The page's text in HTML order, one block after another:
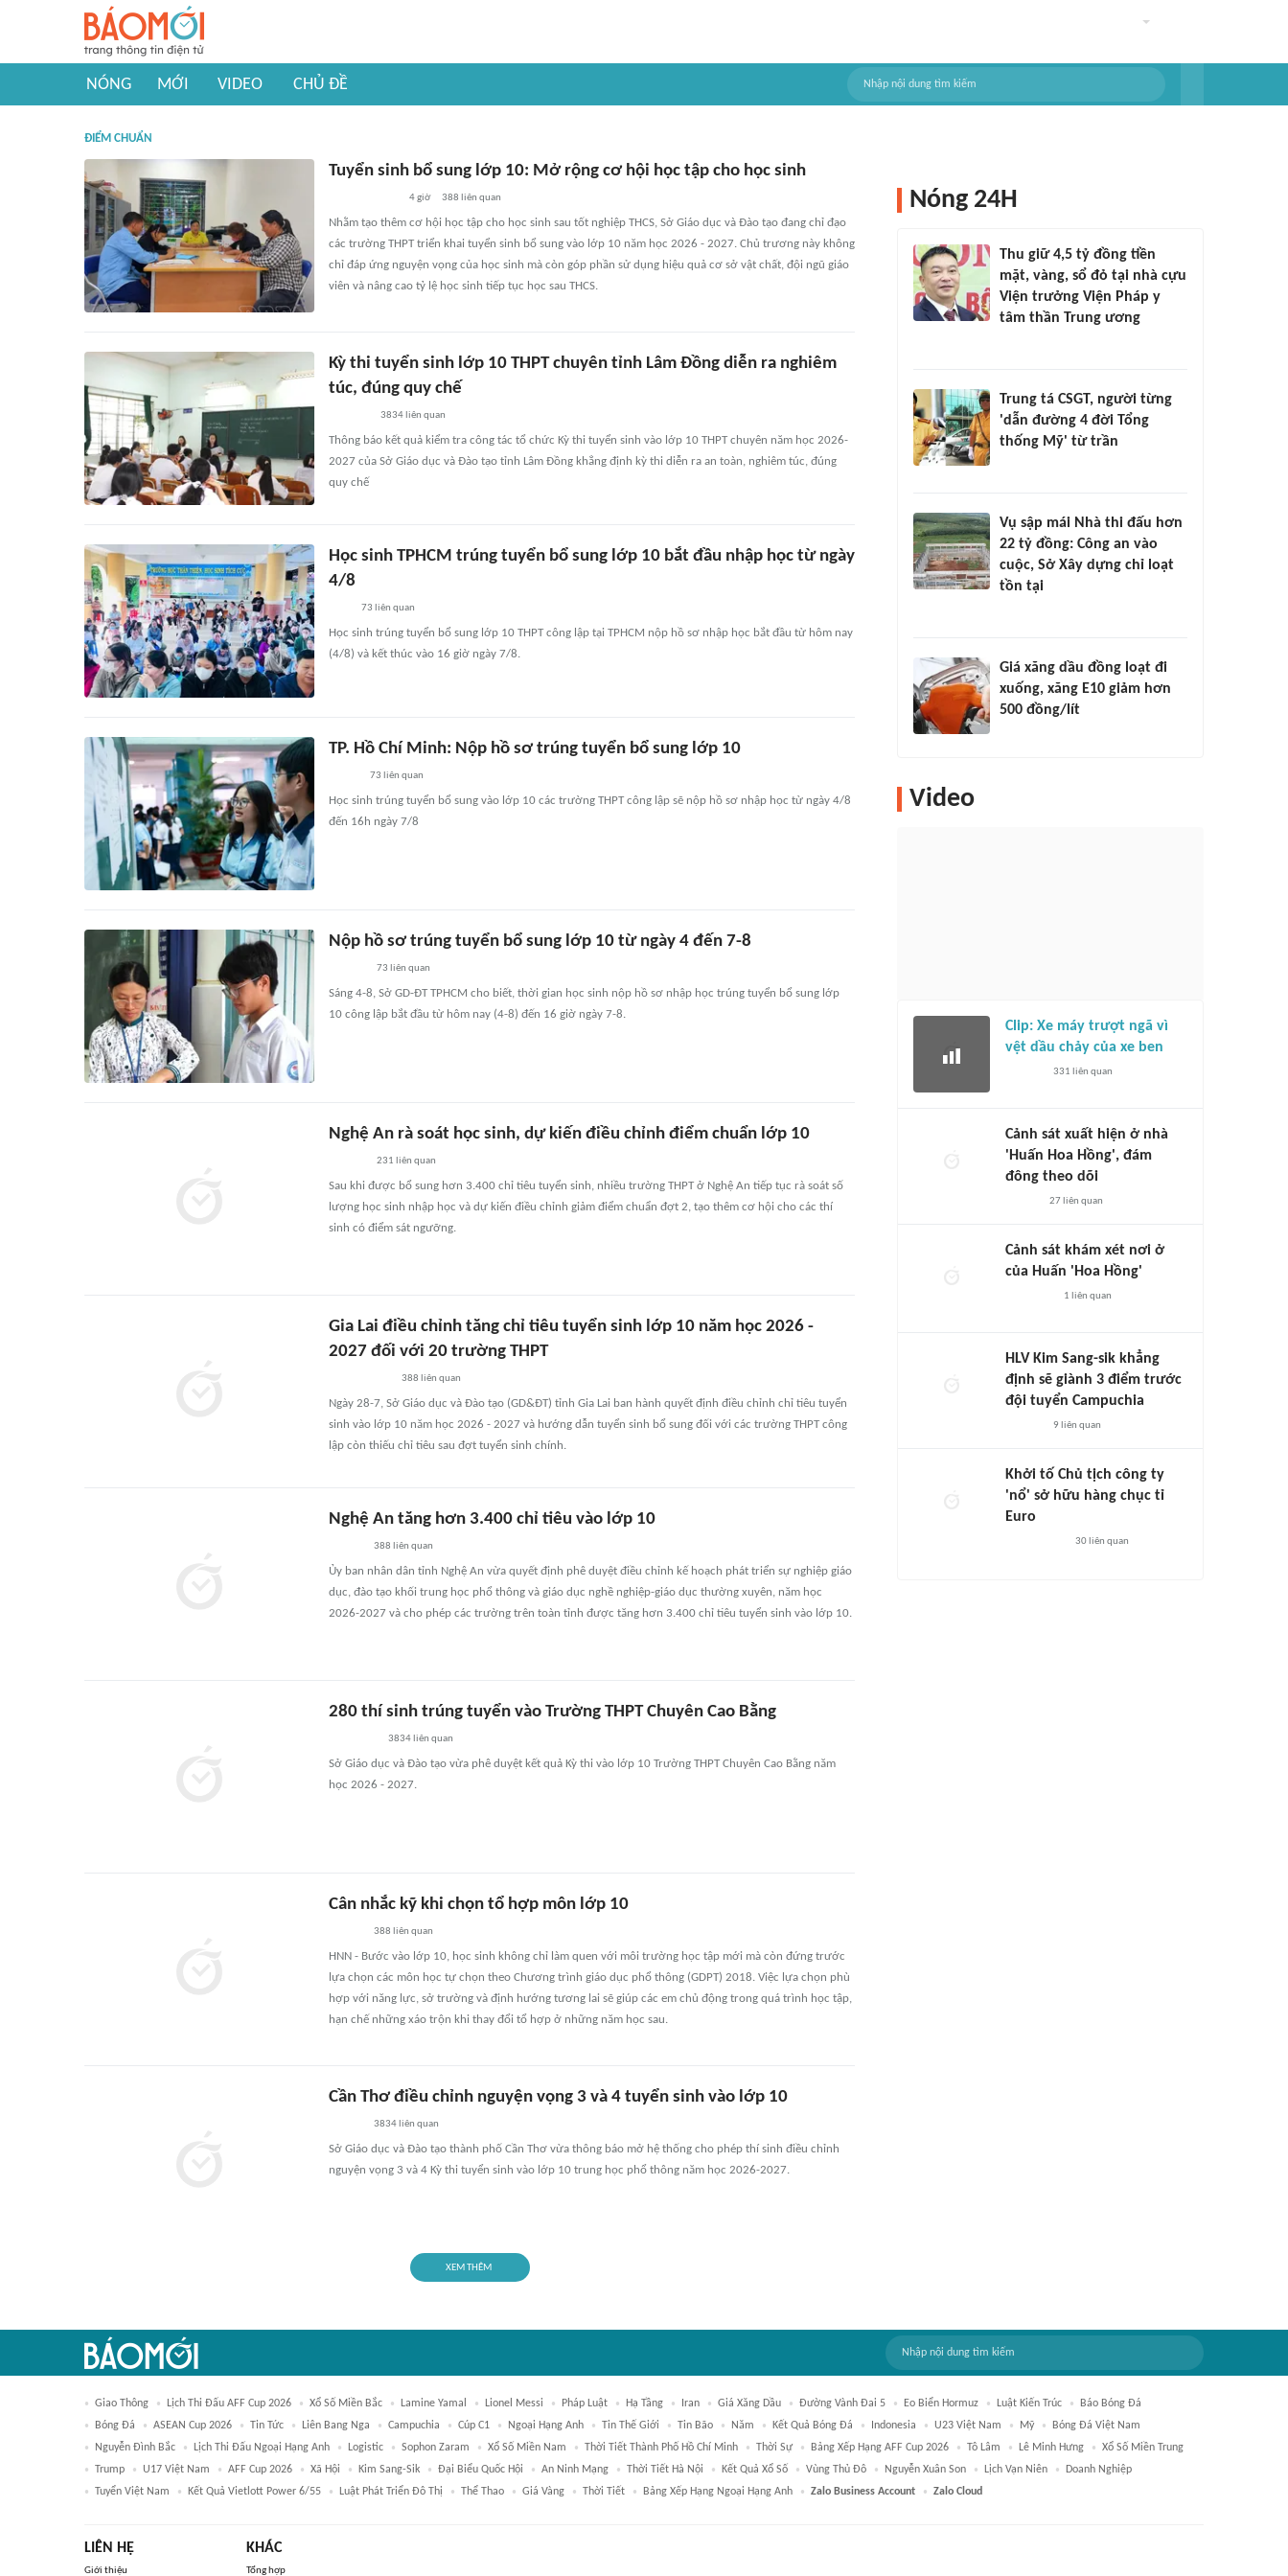
NÓNG MỚI VIDEO CHỦ ĐỀ
ĐIỂM CHUẨN
Tuyển sinh bổ sung lớp 10: Mở rộng cơ hội học tập cho học sinh
4 giờ 388 liên quan
Nhằm tạo thêm cơ hội học tập cho học sinh sau tốt nghiệp THCS, Sở Giáo dục và Đào tạo đang chỉ đạo
các trường THPT triển khai tuyển sinh bổ sung vào lớp 10 năm học 2026 - 2027. Chủ trương này không
chỉ đáp ứng nguyện vọng của học sinh mà còn góp phần sử dụng hiệu quả cơ sở vật chất, đội ngũ giáo
viên và nâng cao tỷ lệ học sinh tiếp tục học sau THCS.
Kỳ thi tuyển sinh lớp 10 THPT chuyên tỉnh Lâm Đồng diễn ra nghiêm
túc, đúng quy chế
3834 liên quan
Thông báo kết quả kiểm tra công tác tổ chức Kỳ thi tuyển sinh vào lớp 10 THPT chuyên năm học 2026-
2027 của Sở Giáo dục và Đào tạo tỉnh Lâm Đồng khẳng định kỳ thi diễn ra an toàn, nghiêm túc, đúng
quy chế
Học sinh TPHCM trúng tuyển bổ sung lớp 10 bắt đầu nhập học từ ngày
4/8
73 liên quan
Học sinh trúng tuyển bổ sung lớp 10 THPT công lập tại TPHCM nộp hồ sơ nhập học bắt đầu từ hôm nay
(4/8) và kết thúc vào 16 giờ ngày 7/8.
TP. Hồ Chí Minh: Nộp hồ sơ trúng tuyển bổ sung lớp 10
73 liên quan
Học sinh trúng tuyển bổ sung vào lớp 10 các trường THPT công lập sẽ nộp hồ sơ nhập học từ ngày 4/8
đến 16h ngày 7/8
Nộp hồ sơ trúng tuyển bổ sung lớp 10 từ ngày 4 đến 7-8
73 liên quan
Sáng 4-8, Sở GD-ĐT TPHCM cho biết, thời gian học sinh nộp hồ sơ nhập học trúng tuyển bổ sung lớp
10 công lập bắt đầu từ hôm nay (4-8) đến 16 giờ ngày 7-8.
Nghệ An rà soát học sinh, dự kiến điều chỉnh điểm chuẩn lớp 10
231 liên quan
Sau khi được bổ sung hơn 3.400 chỉ tiêu tuyển sinh, nhiều trường THPT ở Nghệ An tiếp tục rà soát số
lượng học sinh nhập học và dự kiến điều chỉnh giảm điểm chuẩn đợt 2, tạo thêm cơ hội cho các thí
sinh có điểm sát ngưỡng.
Gia Lai điều chỉnh tăng chỉ tiêu tuyển sinh lớp 10 năm học 2026 -
2027 đối với 20 trường THPT
388 liên quan
Ngày 28-7, Sở Giáo dục và Đào tạo (GD&ĐT) tỉnh Gia Lai ban hành quyết định điều chỉnh chỉ tiêu tuyển
sinh vào lớp 10 năm học 2026 - 2027 và hướng dẫn tuyển sinh bổ sung đối với các trường THPT công
lập còn thiếu chỉ tiêu sau đợt tuyển sinh chính.
Nghệ An tăng hơn 3.400 chỉ tiêu vào lớp 10
388 liên quan
Ủy ban nhân dân tỉnh Nghệ An vừa quyết định phê duyệt điều chỉnh kế hoạch phát triển sự nghiệp giáo
dục, đào tạo khối trung học phổ thông và giáo dục nghề nghiệp-giáo dục thường xuyên, năm học
2026-2027 và cho phép các trường trên toàn tỉnh được tăng hơn 3.400 chỉ tiêu tuyển sinh vào lớp 10.
280 thí sinh trúng tuyển vào Trường THPT Chuyên Cao Bằng
3834liên quan
Sở Giáo dục và Đào tạo vừa phê duyệt kết quả Kỳ thi vào lớp 10 Trường THPT Chuyên Cao Bằng năm
học 2026 - 2027.
Cân nhắc kỹ khi chọn tổ hợp môn lớp 10
388 liên quan
HNN - Bước vào lớp 10, học sinh không chỉ làm quen với môi trường học tập mới mà còn đứng trước
lựa chọn các môn học tự chọn theo Chương trình giáo dục phổ thông (GDPT) 2018. Việc lựa chọn phù
hợp với năng lực, sở trường và định hướng tương lai sẽ giúp các em chủ động trong quá trình học tập,
hạn chế những xáo trộn khi thay đổi tổ hợp ở những năm học sau.
Cần Thơ điều chỉnh nguyện vọng 3 và 4 tuyển sinh vào lớp 10
3834 liên quan
Sở Giáo dục và Đào tạo thành phố Cần Thơ vừa thông báo mở hệ thống cho phép thí sinh điều chỉnh
nguyện vọng 3 và 4 Kỳ thi tuyển sinh vào lớp 10 trung học phổ thông năm học 2026-2027.
XEM THÊM
Nóng 24H
Thu giữ 4,5 tỷ đồng tiền
mặt, vàng, sổ đỏ tại nhà cựu
Viện trưởng Viện Pháp y
tâm thần Trung ương
Trung tá CSGT, người từng
'dẫn đường 4 đời Tổng
thống Mỹ' từ trần
Vụ sập mái Nhà thi đấu hơn
22 tỷ đồng: Công an vào
cuộc, Sở Xây dựng chỉ loạt
tồn tại
Giá xăng dầu đồng loạt đi
xuống, xăng E10 giảm hơn
500 đồng/lít
Video
Clip: Xe máy trượt ngã vì
vệt dầu chảy của xe ben
331 liên quan
Cảnh sát xuất hiện ở nhà
'Huấn Hoa Hồng', đám
đông theo dõi
27liên quan
Cảnh sát khám xét nơi ở
của Huấn 'Hoa Hồng'
1 liên quan
HLV Kim Sang-sik khẳng
định sẽ giành 3 điểm trước
đội tuyển Campuchia
9 liên quan
Khởi tố Chủ tịch công ty
'nổ' sở hữu hàng chục tỉ
Euro
30liên quan
Giao Thông Lịch Thi Đấu AFF Cup 2026 Xổ Số Miền Bắc Lamine Yamal Lionel Messi Pháp Luật Hạ Tầng Iran Giá Xăng Dầu Đường Vành Đai 5 Eo Biển Hormuz Luật Kiến Trúc
Báo Bóng Đá
Bóng Đá
ASEAN Cup 2026 Tin Tức Liên Bang Nga Campuchia Cúp C1 Ngoại Hạng Anh Tin Thế Giới Tin Bão Năm Kết Quả Bóng Đá Indonesia U23 Việt Nam Mỹ
Bóng Đá Việt Nam
Nguyễn Đình Bắc
Lịch Thi Đấu Ngoại Hạng Anh Logistic Sophon Zaram Xổ Số Miền Nam Thời Tiết Thành Phố Hồ Chí Minh Thời Sự Bảng Xếp Hạng AFF Cup 2026 Tô Lâm Lê Minh Hưng
Xổ Số Miền Trung
Trump
U17 Việt Nam AFF Cup 2026 Xã Hội Kim Sang-Sik Đại Biểu Quốc Hội An Ninh Mạng Thời Tiết Hà Nội Kết Quả Xổ Số Vùng Thủ Đô Nguyễn Xuân Son Lịch Vạn Niên
Doanh Nghiệp
Tuyển Việt Nam
Kết Quả Vietlott Power 6/55 Luật Phát Triển Đô Thị Thể Thao Giá Vàng Thời Tiết Bảng Xếp Hạng Ngoại Hạng Anh Zalo Business Account Zalo Cloud
LIÊN HỆ
Giới thiệu
KHÁC
Tổng hợp